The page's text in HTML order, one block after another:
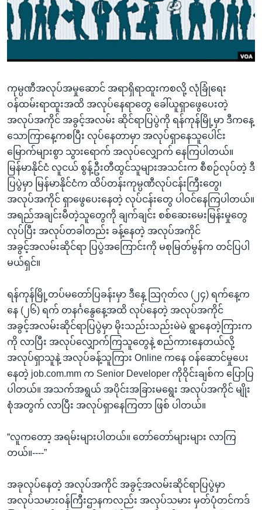
ပင်မ
အ
ညွန်း
သို့
ကျော်
ကြည့်
ရန်
ရှာဖွေ
ရန်
နေရာ
သို့
ကျော်
ရန်
မကြေးမုံရဲ့ အင်္ဂလိပ်စာ
ရုပ်ရှင်ထဲက အင်္ဂလိပ်စာ
ရေဒီယို
တီဗွီ
ရေဒီယိုနှင့်ရုပ်သံ အချက်အလက်များ
ရေဒီယို/တီဗွီအစီအစဉ်
Learning English
ဗွီအိုအေ လူမှုကွန်ယက်များ
ဘာသာစကားများ
ကုမ္ပဏီအလုပ်အမှုဆောင် အရာရှိရာထူးကစလို့ လုံခြုံရေး
ဝန်ထမ်းရာထူးအထိ အလုပ်နေရာတွေ ခေါ်ယူရှာဖွေပေးတဲ့
အလုပ်အကိုင် အခွင့်အလမ်း ဆိုင်ရာပြပွဲကို ရန်ကုန်မြို့မှာ ဒီကနေ့
သောကြာနေ့ကစပြီး လုပ်နေတာမှာ အလုပ်ရှာနေသူပေါင်း
မြောက်များစွာ သွားရောက် အလုပ်လျှောက် နေကြပါတယ်။
မြန်မာနိုင်ငံ လူငယ် စွန့်ဦးတီထွင်သူများအသင်းက စီစဉ်လုပ်တဲ့ ဒီ
ပြပွဲမှာ မြန်မာနိုင်ငံက ထိပ်တန်းကုမ္ပဏီလုပ်ငန်းကြီးတွေ၊
အလုပ်အကိုင် ရှာဖွေပေးနေတဲ့ လုပ်ငန်းတွေ ပါဝင်နေကြပါတယ်။
အရည်အချင်းမီတဲ့သူတွေကို ချက်ချင်း စစ်ဆေးမေးမြန်းမှုတွေ
လုပ်ပြီး အလုပ်တခါတည်း ခန့်နေတဲ့ အလုပ်အကိုင်
အခွင့်အလမ်းဆိုင်ရာ ပြပွဲအကြောင်းကို မစုမြတ်မွန်က တင်ပြပါ
မယ်ရှင်။
ရန်ကုန်မြို့တပ်မတော်ပြခန်းမှာ ဒီနေ့ သြဂုတ်လ (၂၄) ရက်နေ့က
နေ (၂၆) ရက် တနင်္ဂနွေနေ့အထိ လုပ်နေတဲ့ အလုပ်အကိုင်
အခွင့်အလမ်းဆိုင်ရာပြပွဲမှာ မိုးသည်းသည်းမဲမဲ ရွာနေတဲ့ကြားက
ကို လာပြီး အလုပ်လျှောက်ကြသူတွေနဲ့ စည်ကားနေတယ်လို့
အလုပ်ရှာသူနဲ့ အလုပ်ခန့်သူကြား Online ကနေ ဝန်ဆောင်မှုပေး
နေတဲ့ job.com.mm က Senior Developer ကိုဝိုင်းချစ်က ပြောပြ
ပါတယ်။ အသက်အရွယ် အပိုင်းအခြားမရွေး အလုပ်အကိုင် မျိုး
စုံအတွက် လာပြီး အလုပ်ရှာနေကြတာ ဖြစ် ပါတယ်။
“လူကတော့ အရမ်းများပါတယ်။ တော်တော်များများ လာကြ
တယ်။----”
အခုလုပ်နေတဲ့ အလုပ်အကိုင် အခွင့်အလမ်းဆိုင်ရာပြပွဲမှာ
အလုပ်သမားဝန်ကြီးဌာနကလည်း အလုပ်သမား မှတ်ပုံတင်ကဒ်